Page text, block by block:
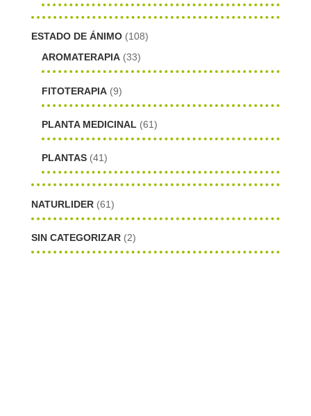
ESTADO DE ÁNIMO (108)
AROMATERAPIA (33)
FITOTERAPIA (9)
PLANTA MEDICINAL (61)
PLANTAS (41)
NATURLIDER (61)
SIN CATEGORIZAR (2)